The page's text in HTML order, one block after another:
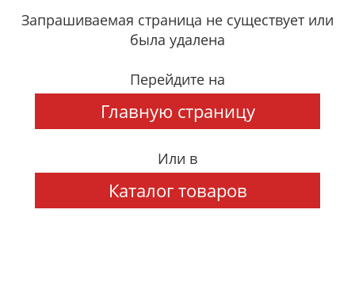
Запрашиваемая страница не существует или
была удалена
Перейдите на
Главную страницу
Или в
Каталог товаров